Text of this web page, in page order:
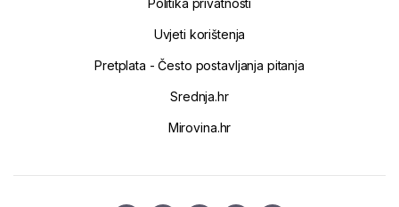
Uvjeti korištenja
Pretplata - Često postavljanja pitanja
Srednja.hr
Mirovina.hr